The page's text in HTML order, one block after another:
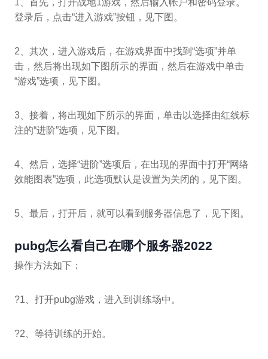
1、首先，打开战地1游戏，然后输入帐户和密码登录。
登录后，点击“进入游戏”按钮，见下图。
2、其次，进入游戏后，在游戏界面中找到“选项”并单
击，然后将出现如下图所示的界面，然后在游戏中单击
“游戏”选项，见下图。
3、接着，将出现如下所示的界面，单击以选择由红线标
注的“进阶”选项，见下图。
4、然后，选择“进阶”选项后，在出现的界面中打开“网络
效能图表”选项，此选项默认是设置为关闭的，见下图。
5、最后，打开后，就可以看到服务器信息了，见下图。
pubg怎么看自己在哪个服务器2022
操作方法如下：
?1、打开pubg游戏，进入到训练场中。
?2、等待训练的开始。